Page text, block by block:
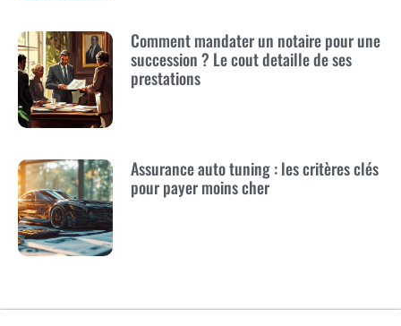
Comment mandater un notaire pour une
succession ? Le cout detaille de ses
prestations
Assurance auto tuning : les critères clés
pour payer moins cher